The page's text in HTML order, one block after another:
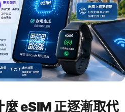
eSIM 正逐漸取代